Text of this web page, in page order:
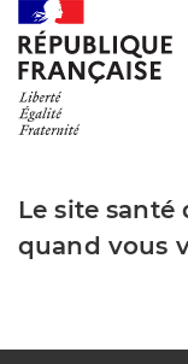
Le site santé
quand vous